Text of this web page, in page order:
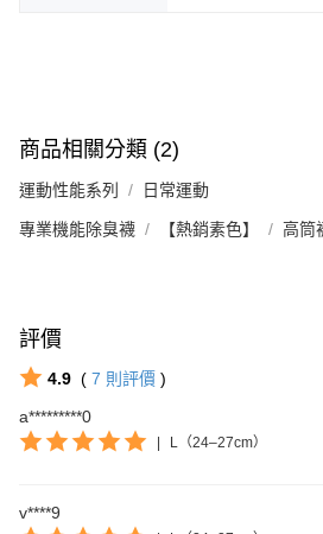
商品相關分類 (2)
運動性能系列 日常運動
專業機能除臭襪 【熱銷素色】 高筒
評價
4.9 ( 7 則評價 )
a*********0
| L（24–27cm）
v****9
【新好友再